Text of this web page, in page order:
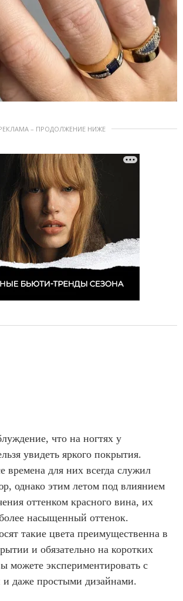
– ПРОДОЛЖЕНИЕ НИЖЕ
что на ногтях у
увидеть яркого покрытия.
времена для них всегда служил
однако этим летом под влиянием
оттенком красного вина, их
насыщенный оттенок.
такие цвета преимущественна в
и обязательно на коротких
можете экспериментировать с
даже простыми дизайнами.